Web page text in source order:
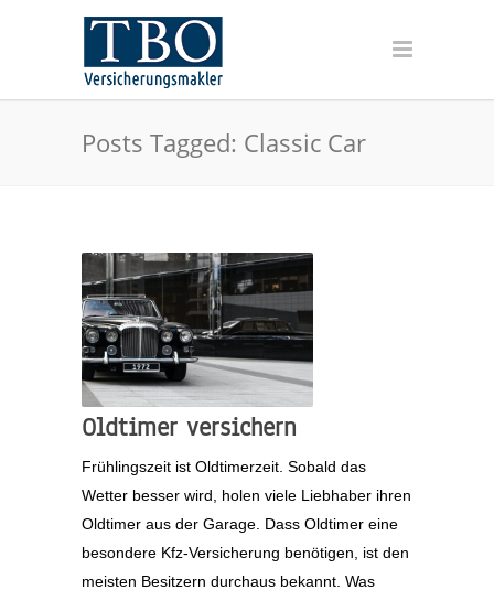
Posts Tagged: Classic Car
Oldtimer versichern
Frühlingszeit ist Oldtimerzeit. Sobald das
Wetter besser wird, holen viele Liebhaber ihren
Oldtimer aus der Garage. Dass Oldtimer eine
besondere Kfz-Versicherung benötigen, ist den
meisten Besitzern durchaus bekannt. Was